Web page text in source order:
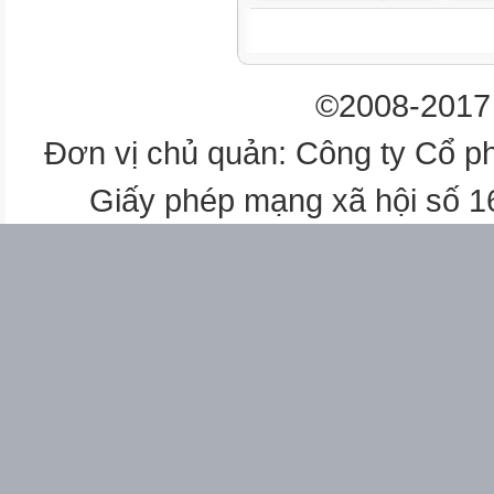
©2008-
Đơn vị chủ quản: Công ty Cổ
Giấy phép mạng xã hội số